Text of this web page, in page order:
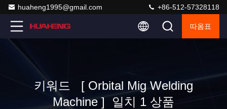
huaheng1995@gmail.com +86-512-57328118
따옴표
키워드 [ Orbital Mig Welding
Machine ] 일치 1 상품